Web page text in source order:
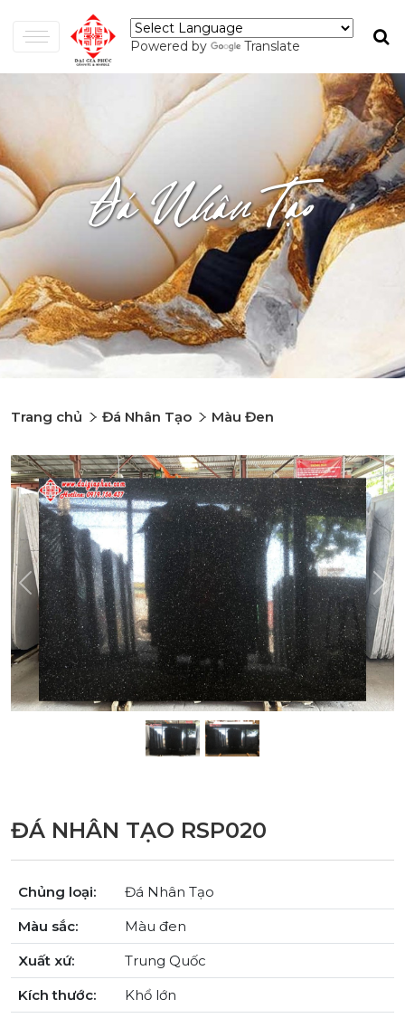
Powered by Translate
Đá Nhân Tạo
Trang chủ Đá Nhân Tạo Màu Đen
Previous
ĐÁ NHÂN TẠO RSP020
Chủng loại:
Đá Nhân Tạo
Màu sắc:
Màu đen
Xuất xứ:
Trung Quốc
Kích thước:
Khổ lớn